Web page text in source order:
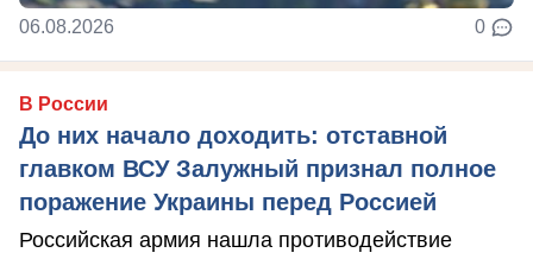
06.08.2026 0
В России
До них начало доходить: отставной
главком ВСУ Залужный признал полное
поражение Украины перед Россией
Российская армия нашла противодействие